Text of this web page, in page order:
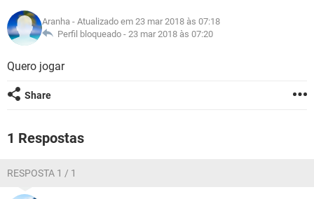
GUIA DE COMPRAS
INSTAGRAM GMAIL
GUIA DE COMPRAS
CELULAR
OUTLOOK EXCEL
INSTAGRAM
JOGOS WHATSAPP
CELULAR
OUTLOOK
INSTAGRAM
GLOSSÁRIO
JOGOS
INSTAGRAM
Aranha - Atualizado em 23 mar 2018 às 07:18
Perfil bloqueado - 23 mar 2018 às 07:20
Quero jogar
Share
1 Respostas
RESPOSTA 1 / 1